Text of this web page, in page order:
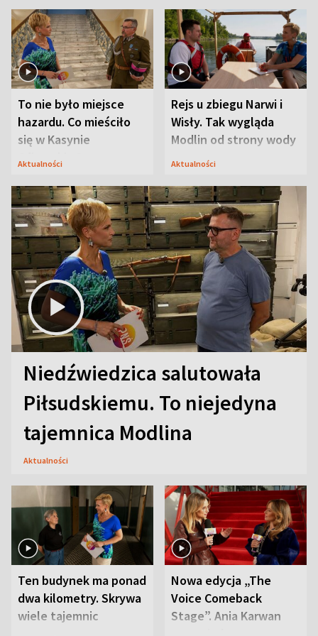
To nie było miejsce
hazardu. Co mieściło
się w Kasynie
Oficerskim?
Aktualności
Rejs u zbiegu Narwi i
Wisły. Tak wygląda
Modlin od strony wody
Aktualności
Niedźwiedzica salutowała
Piłsudskiemu. To niejedyna
tajemnica Modlina
Aktualności
Ten budynek ma ponad
dwa kilometry. Skrywa
wiele tajemnic
Nowa edycja „The
Voice Comeback
Stage”. Ania Karwan